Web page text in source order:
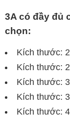
3A có đầy đủ
chọn:
Kích thước:
Kích thước:
Kích thước:
Kích thước:
Kích thước: